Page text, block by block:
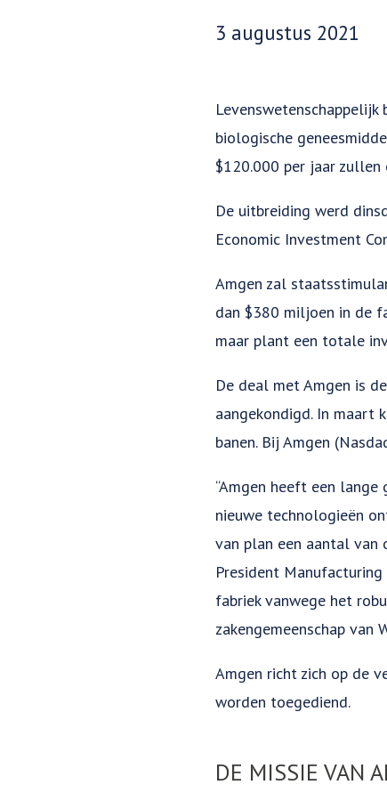
Datum gepubliceerd:
3 augustus 2021
Levenswetenschappelijk
biologische
$120.000 per jaar zullen
De uitbreiding werd
Economic Investment
Amgen zal
dan $380 miljoen in de
maar plant een totale
De deal met Amgen is
aangekondigd. In maart
banen. Bij Amgen
“Amgen heeft een
nieuwe technologieën
van plan een aantal van
President
fabriek vanwege het
zakengemeenschap van
Amgen richt zich op de
worden toegediend.
DE MISSIE VAN